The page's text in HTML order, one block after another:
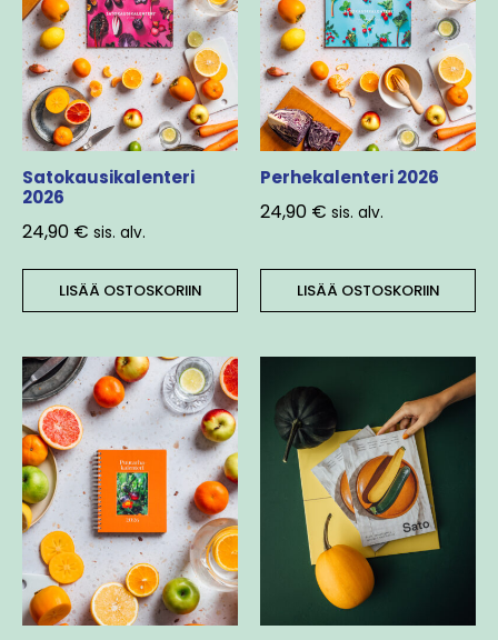
Satokausikalenteri
2026
24,90 € sis. alv.
LISÄÄ OSTOSKORIIN
Perhekalenteri 2026
24,90 € sis. alv.
LISÄÄ OSTOSKORIIN